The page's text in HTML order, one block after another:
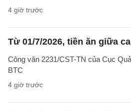
4 giờ trước
Từ 01/7/2026, tiền ăn giữa
Công văn 2231/CST-TN của Cục
BTC
4 giờ trước